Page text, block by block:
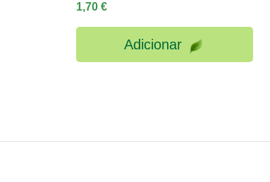
1,70 €
Adicionar